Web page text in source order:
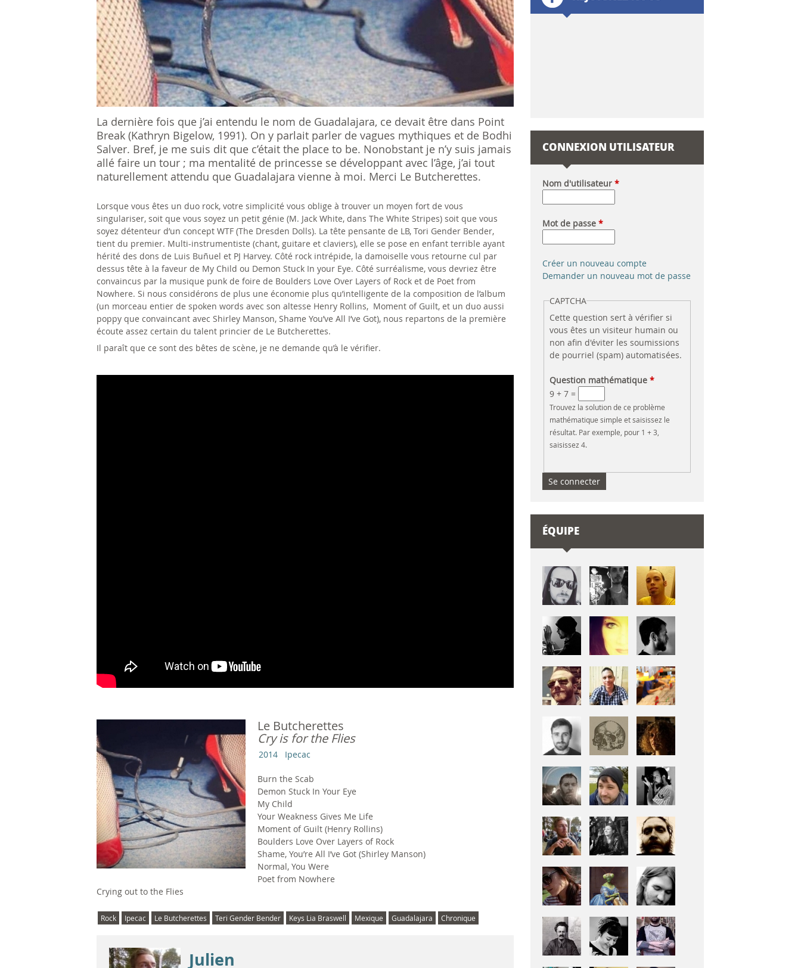
l
d
e
r
e
c
h
e
r
c
h
e
ê
t
e
s
i
c
i
La dernière fois que j’ai entendu le nom de Guadalajara, ce devait être dans Point
Break (Kathryn Bigelow, 1991). On y parlait parler de vagues mythiques et de Bodhi
Salver. Bref, je me suis dit que c’était the place to be. Nonobstant je n’y suis jamais
allé faire un tour ; ma mentalité de princesse se développant avec l’âge, j’ai tout
naturellement attendu que Guadalajara vienne à moi. Merci Le Butcherettes.
Lorsque vous êtes un duo rock, votre simplicité vous oblige à trouver un moyen fort de vous
singulariser, soit que vous soyez un petit génie (M. Jack White, dans The White Stripes) soit que vous
soyez détenteur d’un concept WTF (The Dresden Dolls). La tête pensante de LB, Tori Gender Bender,
tient du premier. Multi-instrumentiste (chant, guitare et claviers), elle se pose en enfant terrible ayant
hérité des dons de Luis Buñuel et PJ Harvey. Côté rock intrépide, la damoiselle vous retourne cul par
dessus tête à la faveur de My Child ou Demon Stuck In your Eye. Côté surréalisme, vous devriez être
convaincus par la musique punk de foire de Boulders Love Over Layers of Rock et de Poet from
Nowhere. Si nous considérons de plus une économie plus qu’intelligente de la composition de l’album
(un morceau entier de spoken words avec son altesse Henry Rollins, Moment of Guilt, et un duo aussi
poppy que convaincant avec Shirley Manson, Shame You’ve All I’ve Got), nous repartons de la première
écoute assez certain du talent princier de Le Butcherettes.
Il paraît que ce sont des bêtes de scène, je ne demande qu’à le vérifier.
Le Butcherettes
Cry is for the Flies
2014 Ipecac
Burn the Scab
Demon Stuck In Your Eye
My Child
Your Weakness Gives Me Life
Moment of Guilt (Henry Rollins)
Boulders Love Over Layers of Rock
Shame, You’re All I’ve Got (Shirley Manson)
Normal, You Were
Poet from Nowhere
Crying out to the Flies
Rock Ipecac Le Butcherettes Teri Gender Bender Keys Lia Braswell Mexique Guadalajara Chronique
Julien
CONNEXION UTILISATEUR
Nom d'utilisateur*
Mot de passe*
Créer un nouveau compte
Demander un nouveau mot de passe
CAPTCHA
Cette question sert à vérifier si
vous êtes un visiteur humain ou
non afin d'éviter les soumissions
de pourriel (spam) automatisées.
Question mathématique*
9 + 7 =
Trouvez la solution de ce problème
mathématique simple et saisissez le
résultat. Par exemple, pour 1 + 3,
saisissez 4.
ÉQUIPE